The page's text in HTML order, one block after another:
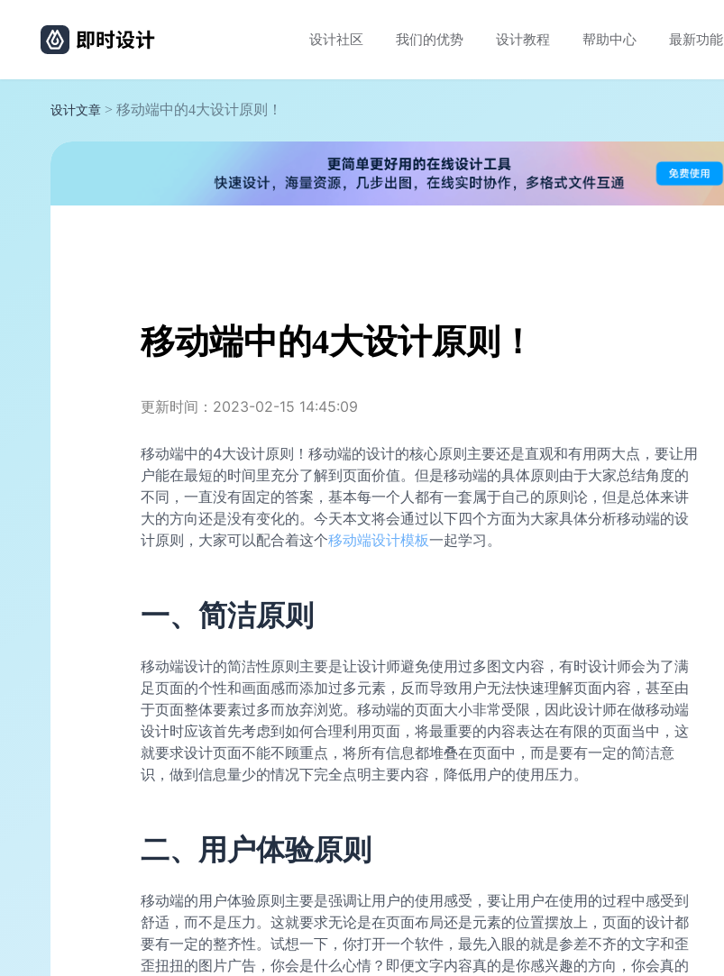
设计社区 我们的优势 设计教程 帮助中心 最新功能
设计文章 > 移动端中的4大设计原则！
移动端中的4大设计原则！
更新时间：2023-02-15 14:45:09
移动端中的4大设计原则！移动端的设计的核心原则主要还是直观和有用两大点，要让用
户能在最短的时间里充分了解到页面价值。但是移动端的具体原则由于大家总结角度的
不同，一直没有固定的答案，基本每一个人都有一套属于自己的原则论，但是总体来讲
大的方向还是没有变化的。今天本文将会通过以下四个方面为大家具体分析移动端的设
计原则，大家可以配合着这个移动端设计模板一起学习。
一、简洁原则
移动端设计的简洁性原则主要是让设计师避免使用过多图文内容，有时设计师会为了满
足页面的个性和画面感而添加过多元素，反而导致用户无法快速理解页面内容，甚至由
于页面整体要素过多而放弃浏览。移动端的页面大小非常受限，因此设计师在做移动端
设计时应该首先考虑到如何合理利用页面，将最重要的内容表达在有限的页面当中，这
就要求设计页面不能不顾重点，将所有信息都堆叠在页面中，而是要有一定的简洁意
识，做到信息量少的情况下完全点明主要内容，降低用户的使用压力。
二、用户体验原则
移动端的用户体验原则主要是强调让用户的使用感受，要让用户在使用的过程中感受到
舒适，而不是压力。这就要求无论是在页面布局还是元素的位置摆放上，页面的设计都
要有一定的整齐性。试想一下，你打开一个软件，最先入眼的就是参差不齐的文字和歪
歪扭扭的图片广告，你会是什么心情？即便文字内容真的是你感兴趣的方向，你会真的